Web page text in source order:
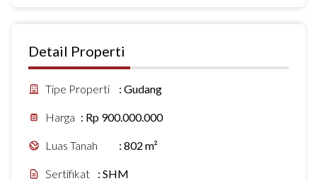
Detail Properti
Tipe Properti : Gudang
Harga : Rp 900.000.000
Luas Tanah : 802 m²
Sertifikat : SHM